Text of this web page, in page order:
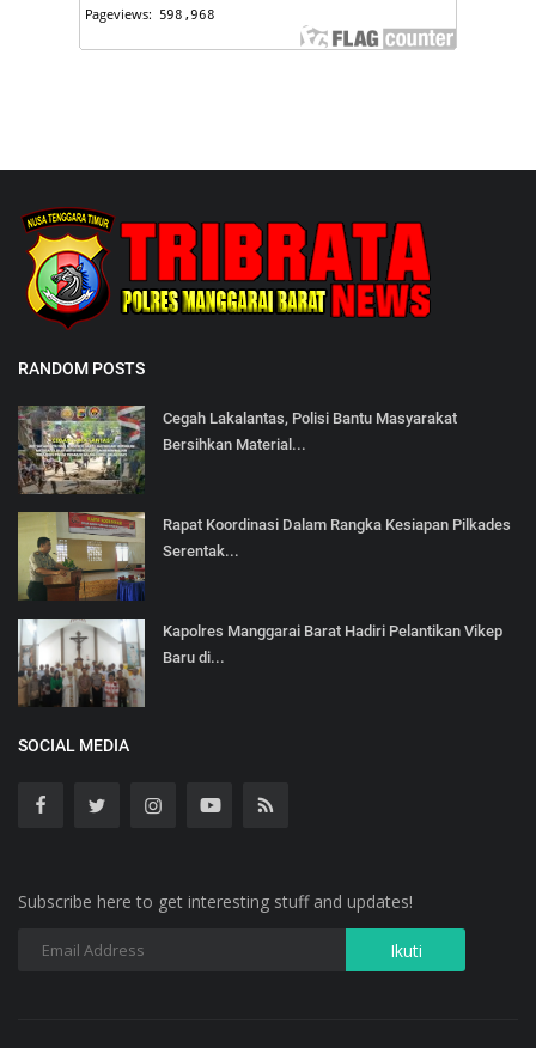
RANDOM POSTS
Cegah Lakalantas, Polisi Bantu Masyarakat
Bersihkan Material...
Rapat Koordinasi Dalam Rangka Kesiapan Pilkades
Serentak...
Kapolres Manggarai Barat Hadiri Pelantikan Vikep
Baru di...
SOCIAL MEDIA
Subscribe here to get interesting stuff and updates!